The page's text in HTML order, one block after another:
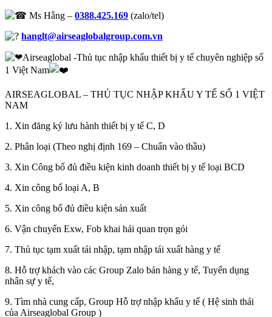
Ms Hằng – 0388.425.169 (zalo/tel)
hanglt@airseaglobalgroup.com.vn
Airseaglobal -Thủ tục nhập khẩu thiết bị y tế chuyên nghiệp số
1 Việt Nam
AIRSEAGLOBAL – THỦ TỤC NHẬP KHẨU Y TẾ SỐ 1 VIỆT
NAM
1. Xin đăng ký lưu hành thiết bị y tế C, D
2. Phân loại (Theo nghị định 169 – Chuẩn vào thầu)
3. Xin Công bố đủ điều kiện kinh doanh thiết bị y tế loại BCD
4. Xin công bố loại A, B
5. Xin công bố đủ điều kiện sản xuất
6. Vận chuyển Exw, Fob khai hải quan trọn gói
7. Thủ tục tạm xuất tái nhập, tạm nhập tái xuất hàng y tế
8. Hỗ trợ khách vào các Group Zalo bán hàng y tế, Tuyển dụng
nhân sự y tế,
9. Tìm nhà cung cấp, Group Hỗ trợ nhập khẩu y tế ( Hệ sinh thái
của Airseaglobal Group )